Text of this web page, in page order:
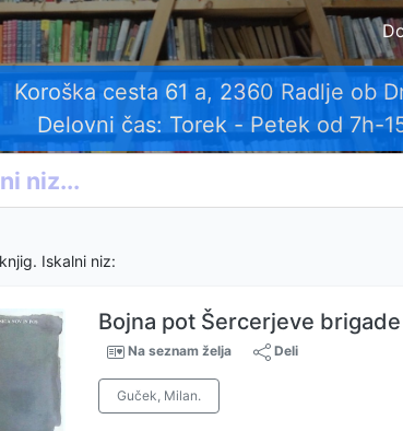
Koroška cesta 61 a, 2360 Radlje ob
Delovni čas: Torek - Petek od 7h-
knjig. Iskalni niz:
Bojna pot Šercerjeve brigade
Na seznam želja Deli
Guček, Milan.